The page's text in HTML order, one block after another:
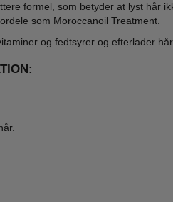
formel, som betyder at lyst hår
som Moroccanoil Treatment.
og fedtsyrer og efterlader
Hair Oil Blonde